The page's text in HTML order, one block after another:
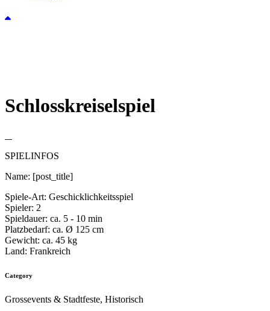
Schlosskreiselspiel
SPIELINFOS
Name: [post_title]
Spiele-Art: Geschicklichkeitsspiel
Spieler: 2
Spieldauer: ca. 5 - 10 min
Platzbedarf: ca. Ø 125 cm
Gewicht: ca. 45 kg
Land: Frankreich
Category
Grossevents & Stadtfeste, Historisch